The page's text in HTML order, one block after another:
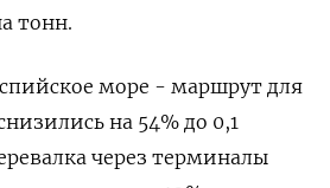
тонн.
море - маршрут для
на 54% до 0,1
через терминалы